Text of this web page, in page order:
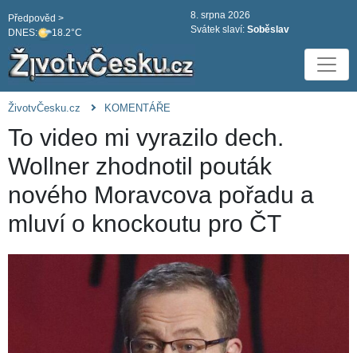
DNES: 18.2°C
Předpověd >
8. srpna 2026
Svátek slaví: Soběslav
ŽivotvČesku.cz KOMENTÁŘE
To video mi vyrazilo dech.
Wollner zhodnotil pouták
nového Moravcova pořadu a
mluví o knockoutu pro ČT